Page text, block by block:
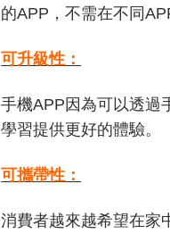
的APP，不需在不同
可升級性：
手機APP因為可以透過
學習提供更好的體驗。
可攜帶性：
消費者越來越希望在家